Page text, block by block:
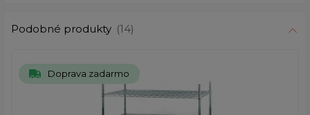
Podobné produkty (14)
Doprava zadarmo